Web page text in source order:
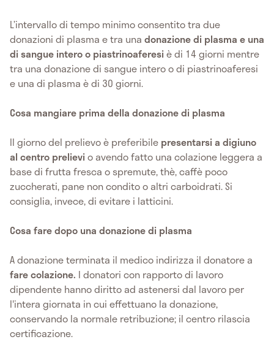
L’intervallo di tempo minimo consentito tra due
donazioni di plasma e tra una donazione di plasma e una
di sangue intero o piastrinoaferesiè di 14 giorni mentre
tra una donazione di sangue intero o di piastrinoaferesi
e una di plasma è di 30 giorni.
Cosa mangiare prima della donazione di plasma
Il giorno del prelievo è preferibile presentarsi a digiuno
al centro prelievio avendo fatto una colazione leggera a
base di frutta fresca o spremute, thè, caffè poco
zuccherati, pane non condito o altri carboidrati. Si
consiglia, invece, di evitare i latticini.
Cosa fare dopo una donazione di plasma
A donazione terminata il medico indirizza il donatore a
fare colazione. I donatori con rapporto di lavoro
dipendente hanno diritto ad astenersi dal lavoro per
l'intera giornata in cui effettuano la donazione,
conservando la normale retribuzione; il centro rilascia
certificazione.